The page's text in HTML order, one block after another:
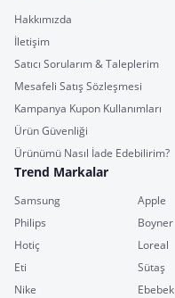
Hakkımızda
İletişim
Satıcı Sorularım & Taleplerim
Mesafeli Satış Sözleşmesi
Kampanya Kupon Kullanımları
Ürün Güvenliği
Ürünümü Nasıl İade Edebilirim?
Trend Markalar
Samsung Apple
Philips
Boyner
Hotiç
Loreal
Eti
Sütaş
Nike
Ebebek